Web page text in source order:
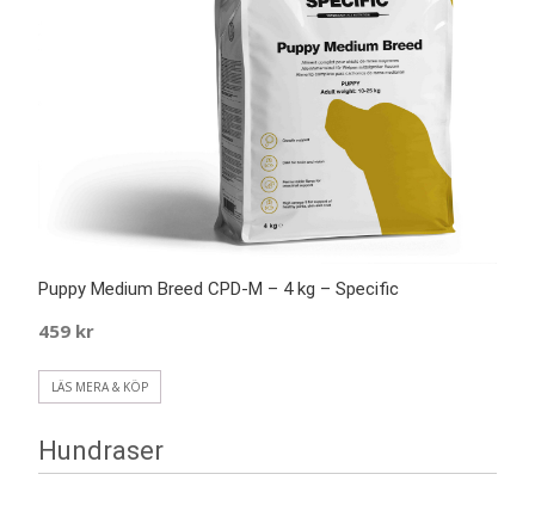
Puppy Medium Breed CPD-M – 4 kg – Specific
459 kr
LÄS MERA & KÖP
Hundraser